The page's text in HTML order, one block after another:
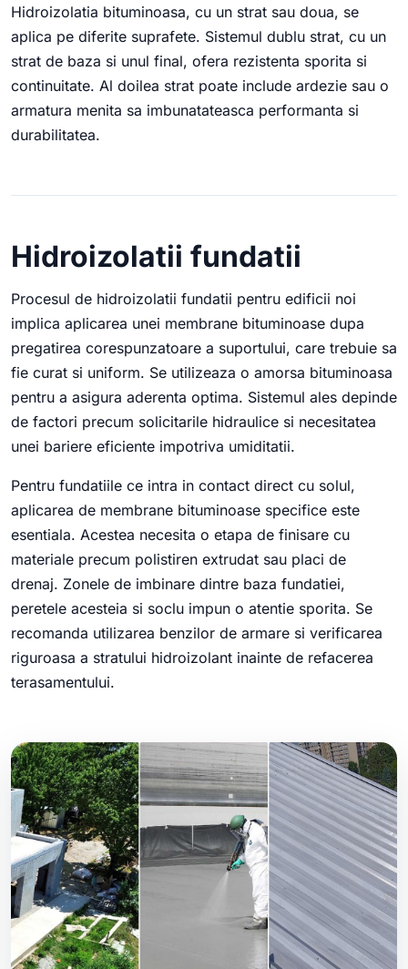
Hidroizolatia bituminoasa, cu un strat sau doua, se
aplica pe diferite suprafete. Sistemul dublu strat, cu un
strat de baza si unul final, ofera rezistenta sporita si
continuitate. Al doilea strat poate include ardezie sau o
armatura menita sa imbunatateasca performanta si
durabilitatea.
Hidroizolatii fundatii
Procesul de hidroizolatii fundatii pentru edificii noi
implica aplicarea unei membrane bituminoase dupa
pregatirea corespunzatoare a suportului, care trebuie sa
fie curat si uniform. Se utilizeaza o amorsa bituminoasa
pentru a asigura aderenta optima. Sistemul ales depinde
de factori precum solicitarile hidraulice si necesitatea
unei bariere eficiente impotriva umiditatii.
Pentru fundatiile ce intra in contact direct cu solul,
aplicarea de membrane bituminoase specifice este
esentiala. Acestea necesita o etapa de finisare cu
materiale precum polistiren extrudat sau placi de
drenaj. Zonele de imbinare dintre baza fundatiei,
peretele acesteia si soclu impun o atentie sporita. Se
recomanda utilizarea benzilor de armare si verificarea
riguroasa a stratului hidroizolant inainte de refacerea
terasamentului.